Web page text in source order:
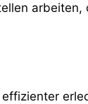
arbeiten,